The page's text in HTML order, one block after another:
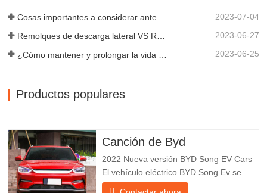
2023-07-04
Remolques de descarga lateral VS Remolques de descarga lateral: ¿Cuál es mejor para su negocio? 2023-06-27
2023-06-25
Productos populares
Canción de Byd
2022 Nueva versión BYD Song EV Cars
El vehículo eléctrico BYD Song Ev se
centra en la experiencia del cliente y el